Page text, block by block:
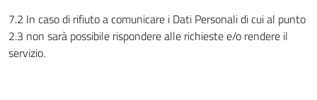
7.2 In caso di rifiuto a comunicare i Dati Personali di cui al punto
2.3 non sarà possibile rispondere alle richieste e/o rendere il
servizio.